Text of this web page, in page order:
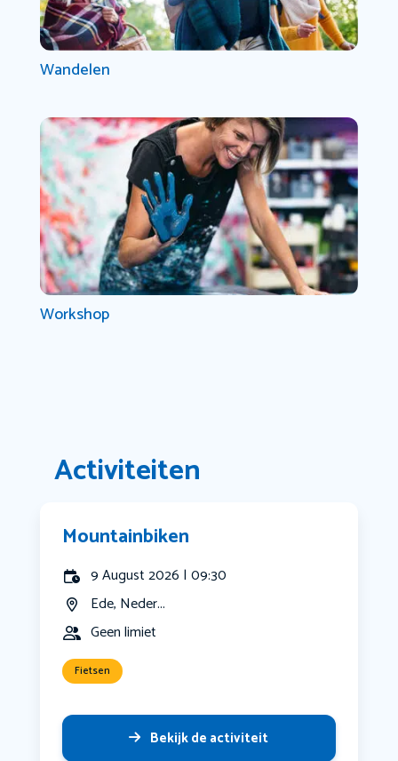
Wandelen
Workshop
Activiteiten
Mountainbiken
9 August 2026 | 09:30
Ede, Neder...
Geen limiet
Fietsen
Bekijk de activiteit